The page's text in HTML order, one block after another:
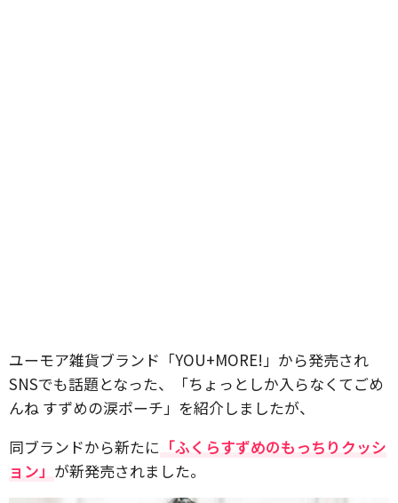
ユーモア雑貨ブランド「YOU+MORE!」から発売され
SNSでも話題となった、「ちょっとしか入らなくてごめ
んね すずめの涙ポーチ」を紹介しましたが、
同ブランドから新たに 「ふくらすずめのもっちりクッシ
ョン」 が新発売されました。